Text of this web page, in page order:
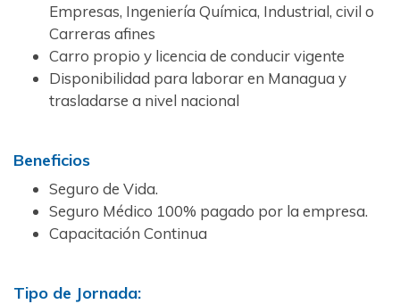
Empresas, Ingeniería Química, Industrial, civil o
Carreras afines
Carro propio y licencia de conducir vigente
Disponibilidad para laborar en Managua y
trasladarse a nivel nacional
Beneficios
Seguro de Vida.
Seguro Médico 100% pagado por la empresa.
Capacitación Continua
Tipo de Jornada: